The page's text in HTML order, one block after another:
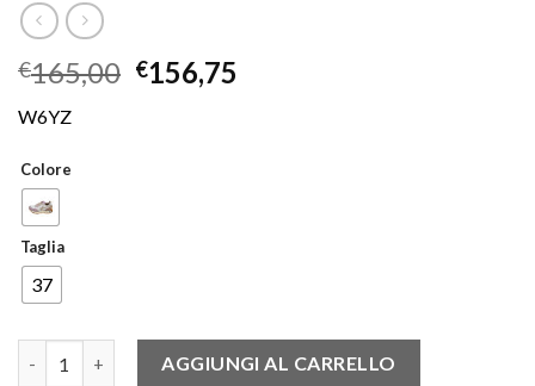
€165,00 €156,75
W6YZ
Colore
Taglia
37
W6YZ JET21I29 SNEAKER GLITTER BIANCO/ROSA quantità
AGGIUNGI AL CARRELLO